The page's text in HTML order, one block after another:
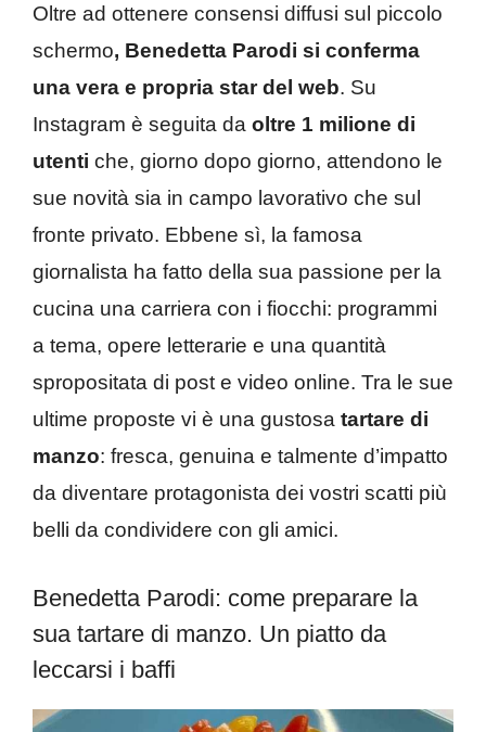
Oltre ad ottenere consensi diffusi sul piccolo
schermo, Benedetta Parodi si conferma
una vera e propria star del web. Su
Instagram è seguita da oltre 1 milione di
utenti che, giorno dopo giorno, attendono le
sue novità sia in campo lavorativo che sul
fronte privato. Ebbene sì, la famosa
giornalista ha fatto della sua passione per la
cucina una carriera con i fiocchi: programmi
a tema, opere letterarie e una quantità
spropositata di post e video online. Tra le sue
ultime proposte vi è una gustosa tartare di
manzo: fresca, genuina e talmente d’impatto
da diventare protagonista dei vostri scatti più
belli da condividere con gli amici.
Benedetta Parodi: come preparare la
sua tartare di manzo. Un piatto da
leccarsi i baffi